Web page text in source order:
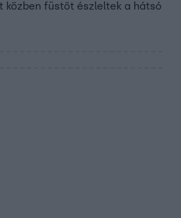
közben füstöt észleltek a hátsó